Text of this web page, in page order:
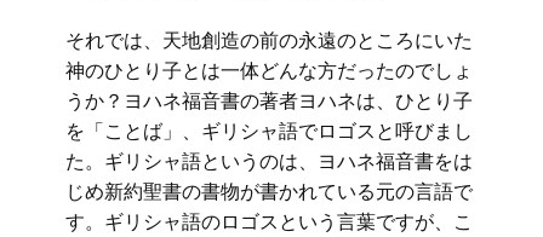
それでは、天地創造の前の永遠のところにいた
神のひとり子とは一体どんな方だったのでしょ
うか？ヨハネ福音書の著者ヨハネは、ひとり子
を「ことば」、ギリシャ語でロゴスと呼びまし
た。ギリシャ語というのは、ヨハネ福音書をは
じめ新約聖書の書物が書かれている元の言語で
す。ギリシャ語のロゴスという言葉ですが、こ